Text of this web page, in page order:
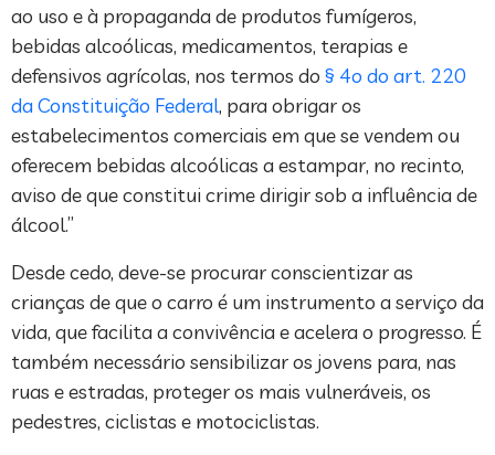
ao uso e à propaganda de produtos fumígeros,
bebidas alcoólicas, medicamentos, terapias e
defensivos agrícolas, nos termos do § 4o do art. 220
da Constituição Federal, para obrigar os
estabelecimentos comerciais em que se vendem ou
oferecem bebidas alcoólicas a estampar, no recinto,
aviso de que constitui crime dirigir sob a influência de
álcool.”
Desde cedo, deve-se procurar conscientizar as
crianças de que o carro é um instrumento a serviço da
vida, que facilita a convivência e acelera o progresso. É
também necessário sensibilizar os jovens para, nas
ruas e estradas, proteger os mais vulneráveis, os
pedestres, ciclistas e motociclistas.